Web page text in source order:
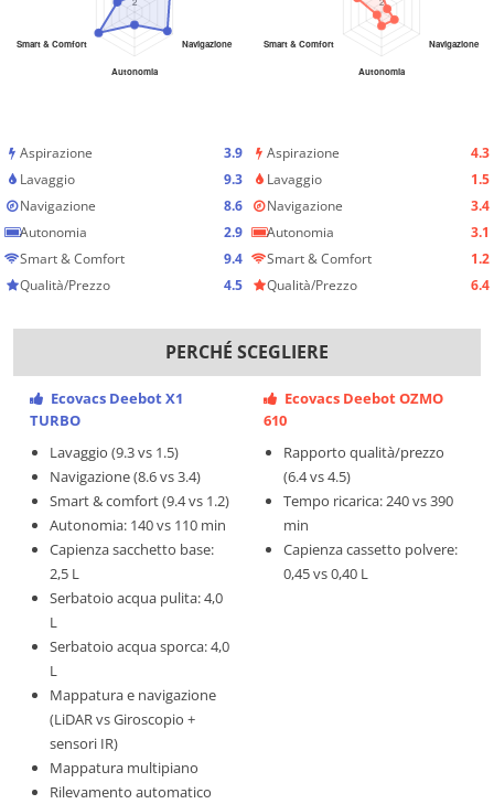
Aspirazione
3.9
Lavaggio
9.3
Navigazione
8.6
Autonomia
2.9
Smart & Comfort
9.4
Qualità/Prezzo
4.5
Aspirazione
4.3
Lavaggio
1.5
Navigazione
3.4
Autonomia
3.1
Smart & Comfort
1.2
Qualità/Prezzo
6.4
PERCHÉ SCEGLIERE
Ecovacs Deebot X1
TURBO
Lavaggio (9.3 vs 1.5)
Navigazione (8.6 vs 3.4)
Smart & comfort (9.4 vs 1.2)
Autonomia: 140 vs 110 min
Capienza sacchetto base:
2,5 L
Serbatoio acqua pulita: 4,0
L
Serbatoio acqua sporca: 4,0
L
Mappatura e navigazione
(LiDAR vs Giroscopio +
sensori IR)
Mappatura multipiano
Rilevamento automatico
Ecovacs Deebot OZMO
610
Rapporto qualità/prezzo
(6.4 vs 4.5)
Tempo ricarica: 240 vs 390
min
Capienza cassetto polvere:
0,45 vs 0,40 L